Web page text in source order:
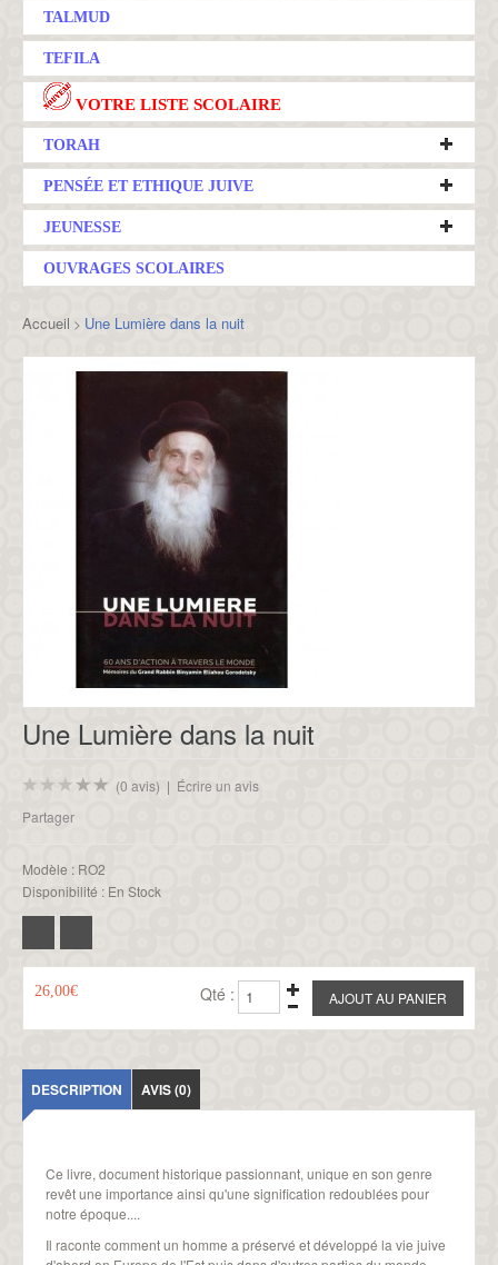
TALMUD
TEFILA
VOTRE LISTE SCOLAIRE
TORAH
PENSÉE ET ETHIQUE JUIVE
JEUNESSE
OUVRAGES SCOLAIRES
Accueil > Une Lumière dans la nuit
Une Lumière dans la nuit
(0 avis) | Écrire un avis
Partager
Modèle : RO2
Disponibilité : En Stock
26,00€ Qté :
DESCRIPTION AVIS (0)
Ce livre, document historique passionnant, unique en son genre
revêt une importance ainsi qu'une signification redoublées pour
notre époque....
Il raconte comment un homme a préservé et développé la vie juive